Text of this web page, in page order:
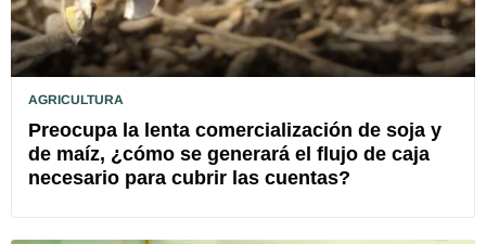
AGRICULTURA
Preocupa la lenta comercialización de soja y
de maíz, ¿cómo se generará el flujo de caja
necesario para cubrir las cuentas?